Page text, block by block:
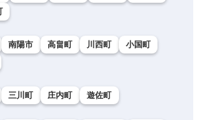
南陽市 高畠町 川西町
小国町
三川町 庄内町 遊佐町